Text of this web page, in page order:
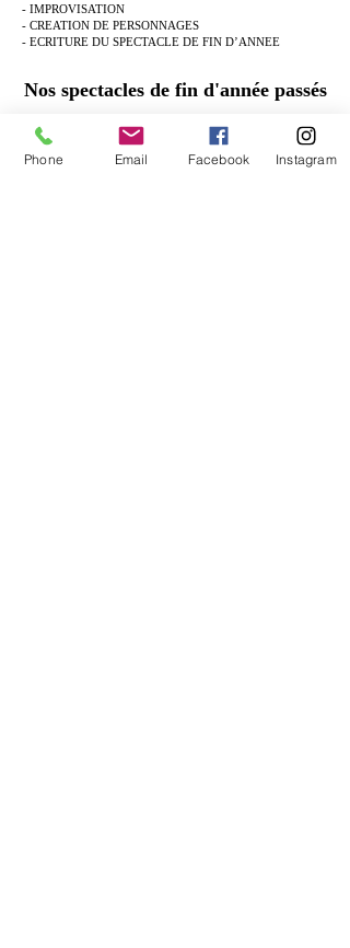
- IMPROVISATION
- CREATION DE PERSONNAGES
- ECRITURE DU SPECTACLE DE FIN D’ANNEE
Nos spectacles de fin d'année passés
l'impossible" et "La folie de Chaillot"
2021-22 :
"Marie les grenouilles", "La terre qui ne voulait
Phone Email Facebook Instagram